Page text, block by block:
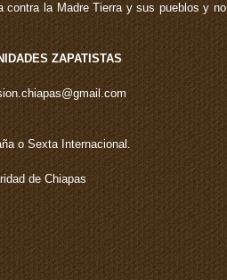
contra la Madre Tierra y sus pueblos y no
ZAPATISTAS
o Sexta Internacional.
de Chiapas